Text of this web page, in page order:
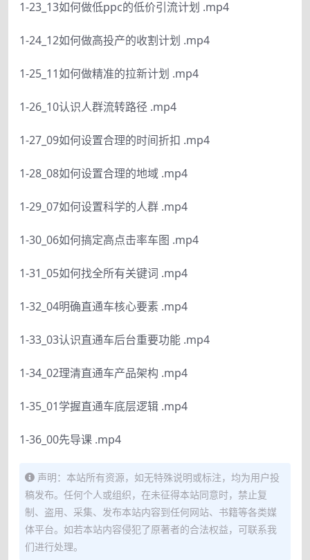
1-23_13如何做低ppc的低价引流计划 .mp4
1-24_12如何做高投产的收割计划 .mp4
1-25_11如何做精准的拉新计划 .mp4
1-26_10认识人群流转路径 .mp4
1-27_09如何设置合理的时间折扣 .mp4
1-28_08如何设置合理的地域 .mp4
1-29_07如何设置科学的人群 .mp4
1-30_06如何搞定高点击率车图 .mp4
1-31_05如何找全所有关键词 .mp4
1-32_04明确直通车核心要素 .mp4
1-33_03认识直通车后台重要功能 .mp4
1-34_02理清直通车产品架构 .mp4
1-35_01学握直通车底层逻辑 .mp4
1-36_00先导课 .mp4
声明：本站所有资源，如无特殊说明或标注，均为用户投
稿发布。任何个人或组织，在未征得本站同意时，禁止复
制、盗用、采集、发布本站内容到任何网站、书籍等各类媒
体平台。如若本站内容侵犯了原著者的合法权益，可联系我
们进行处理。